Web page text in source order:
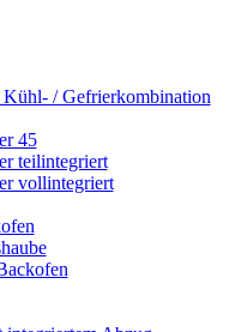
Kühl- / Gefrierkombination
45
teilintegriert
vollintegriert